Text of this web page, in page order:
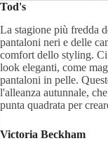
Tod's
La stagione più fredda
pantaloni neri e delle
comfort dello styling.
look eleganti, come
pantaloni in pelle.
l'alleanza autunnale,
punta quadrata per
Victoria Beckham